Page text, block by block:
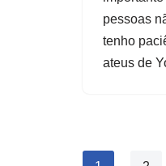
pessoas
tenho
ateus de